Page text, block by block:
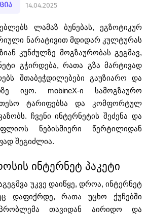
14.04.2025
ლამაზ ბუნებას, ეგზოტიკურ
ნარატივით მდიდარ კულტურას
კუნძულზე მოგზაურობას გეგმავ,
გჭირდება, რათა გზა მარტივად
შთაბეჭდილებები გაუზიარო და
იყო. mobineX-ი სამოგზაურო
ტარიფებსა და კომფორტულ
ჩვენი ინტერნეტის შეძენა და
ნებისმიერი წერტილიდან
შეგიძლია.
ინტერნეტ პაკეტი
უკვე დაიწყე, დროა, ინტერნეტ
დაფიქრდე, რათა უცხო ქუჩებში
პრობლემა თავიდან აირიდო და